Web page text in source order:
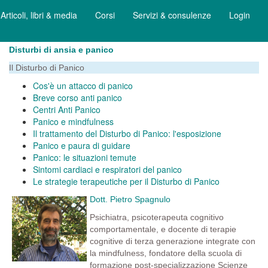
Articoli, libri & media Corsi Servizi & consulenze Login
Disturbi di ansia e panico
Il Disturbo di Panico
Cos'è un attacco di panico
Breve corso anti panico
Centri Anti Panico
Panico e mindfulness
Il trattamento del Disturbo di Panico: l'esposizione
Panico e paura di guidare
Panico: le situazioni temute
Sintomi cardiaci e respiratori del panico
Le strategie terapeutiche per il Disturbo di Panico
Dott. Pietro Spagnulo
Psichiatra, psicoterapeuta cognitivo
comportamentale, e docente di terapie
cognitive di terza generazione integrate con
la mindfulness, fondatore della scuola di
formazione post-specializzazione Scienze